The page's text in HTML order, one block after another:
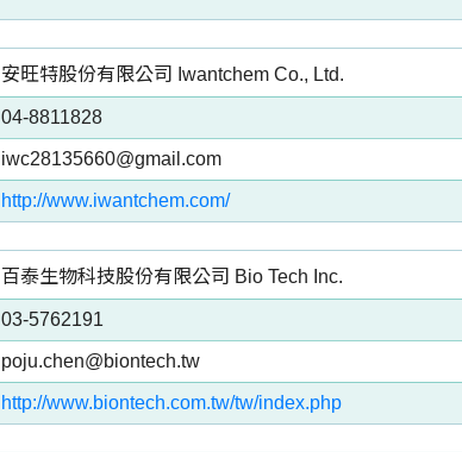
安旺特股份有限公司 Iwantchem Co., Ltd.
04-8811828
iwc28135660@gmail.com
http://www.iwantchem.com/
百泰生物科技股份有限公司 Bio Tech Inc.
03-5762191
poju.chen@biontech.tw
http://www.biontech.com.tw/tw/index.php